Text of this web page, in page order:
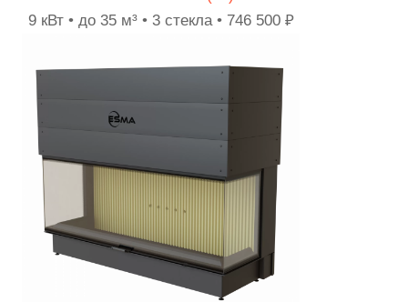
9 кВт • до 35 м³• 3 стекла • 746 500 ₽